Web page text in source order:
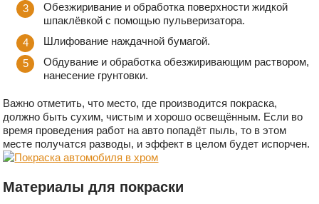
Обезжиривание и обработка поверхности жидкой
шпаклёвкой с помощью пульверизатора.
Шлифование наждачной бумагой.
Обдувание и обработка обезжиривающим раствором,
нанесение грунтовки.
Важно отметить, что место, где производится покраска,
должно быть сухим, чистым и хорошо освещённым. Если во
время проведения работ на авто попадёт пыль, то в этом
месте получатся разводы, и эффект в целом будет испорчен.
Материалы для покраски